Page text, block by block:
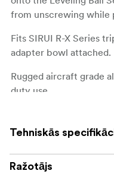
from unscrewing while
Fits SIRUI R-X Series
adapter bowl attached.
Rugged aircraft grade
duty use.
Diameter: 92mm
Height: 205mm
Weight: 0.4Kg
Tehniskās
Ražotājs